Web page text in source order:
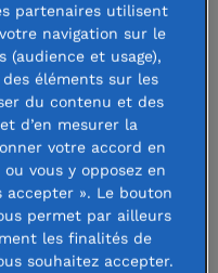
vallée de
de
Solidarité
dans
du Népal,
et isolée
partenaires utilisent
navigation sur le
(audience et usage),
éléments sur les
du contenu et des
d’en mesurer la
votre accord en
vous y opposez en
». Le bouton
permet par ailleurs
les finalités de
souhaitez accepter.